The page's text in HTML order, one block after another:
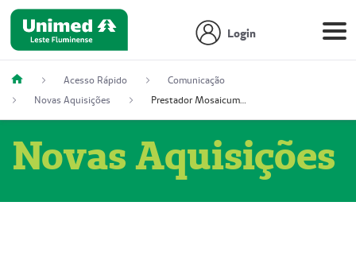
Login
Acesso Rápido
Comunicação
Novas Aquisições
Prestador Mosaicum Espaço Clínico Eireli (51004355-5)
Novas Aquisições